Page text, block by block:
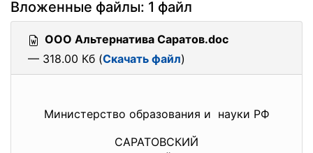
Вложенные файлы: 1 файл
ООО Альтернатива Саратов.doc
— 318.00 Кб (Скачать файл)
Министерство образования и науки РФ
САРАТОВСКИЙ